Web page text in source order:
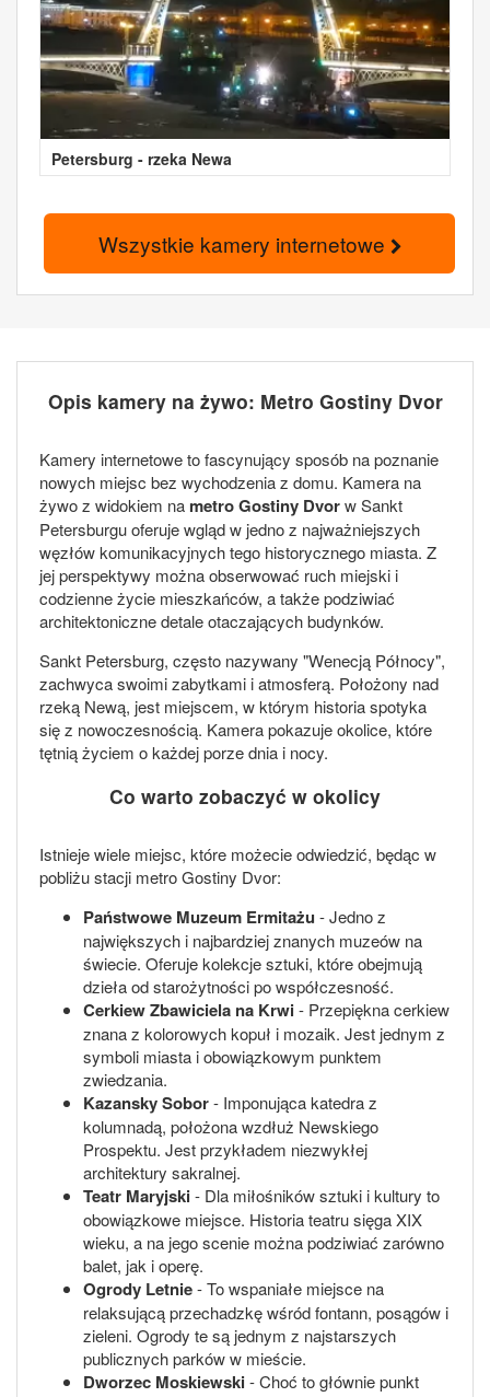
Petersburg - rzeka Newa
Wszystkie kamery internetowe
Opis kamery na żywo: Metro Gostiny Dvor
Kamery internetowe to fascynujący sposób na poznanie
nowych miejsc bez wychodzenia z domu. Kamera na
żywo z widokiem na metro Gostiny Dvorw Sankt
Petersburgu oferuje wgląd w jedno z najważniejszych
węzłów komunikacyjnych tego historycznego miasta. Z
jej perspektywy można obserwować ruch miejski i
codzienne życie mieszkańców, a także podziwiać
architektoniczne detale otaczających budynków.
Sankt Petersburg, często nazywany "Wenecją Północy",
zachwyca swoimi zabytkami i atmosferą. Położony nad
rzeką Newą, jest miejscem, w którym historia spotyka
się z nowoczesnością. Kamera pokazuje okolice, które
tętnią życiem o każdej porze dnia i nocy.
Co warto zobaczyć w okolicy
Istnieje wiele miejsc, które możecie odwiedzić, będąc w
pobliżu stacji metro Gostiny Dvor:
Państwowe Muzeum Ermitażu - Jedno z
największych i najbardziej znanych muzeów na
świecie. Oferuje kolekcje sztuki, które obejmują
dzieła od starożytności po współczesność.
Cerkiew Zbawiciela na Krwi- Przepiękna cerkiew
znana z kolorowych kopuł i mozaik. Jest jednym z
symboli miasta i obowiązkowym punktem
zwiedzania.
Kazansky Sobor- Imponująca katedra z
kolumnadą, położona wzdłuż Newskiego
Prospektu. Jest przykładem niezwykłej
architektury sakralnej.
Teatr Maryjski- Dla miłośników sztuki i kultury to
obowiązkowe miejsce. Historia teatru sięga XIX
wieku, a na jego scenie można podziwiać zarówno
balet, jak i operę.
Ogrody Letnie- To wspaniałe miejsce na
relaksującą przechadzkę wśród fontann, posągów i
zieleni. Ogrody te są jednym z najstarszych
publicznych parków w mieście.
Dworzec Moskiewski- Choć to głównie punkt